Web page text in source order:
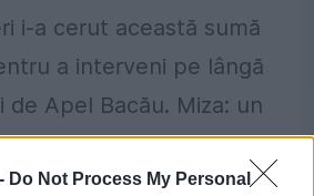
Do Not Process My Personal
i-a cerut această sumă
a interveni pe lângă
de Apel Bacău. Miza: un
milioane de euro din...